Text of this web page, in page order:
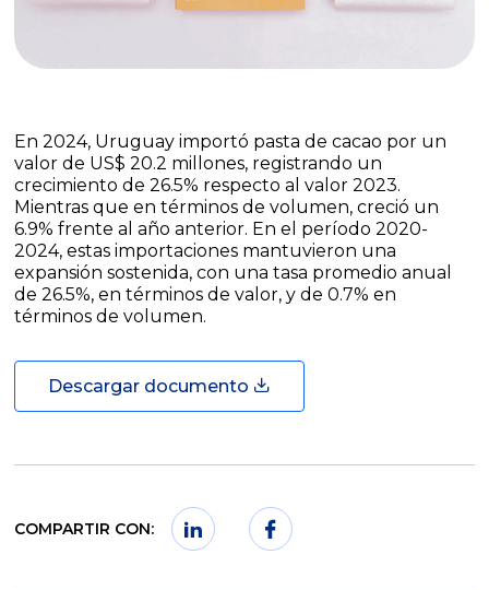
En 2024, Uruguay importó pasta de cacao por un
valor de US$ 20.2 millones, registrando un
crecimiento de 26.5% respecto al valor 2023.
Mientras que en términos de volumen, creció un
6.9% frente al año anterior. En el período 2020-
2024, estas importaciones mantuvieron una
expansión sostenida, con una tasa promedio anual
de 26.5%, en términos de valor, y de 0.7% en
términos de volumen.
Descargar documento
COMPARTIR CON: